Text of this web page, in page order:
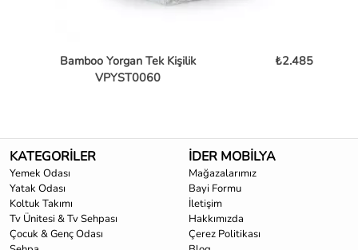
Bamboo Yorgan Tek Kişilik
VPYST0060
₺2.485
KATEGORİLER
Yemek Odası
Yatak Odası
Koltuk Takımı
Tv Ünitesi & Tv Sehpası
Çocuk & Genç Odası
İDER MOBİLYA
Mağazalarımız
Bayi Formu
İletişim
Hakkımızda
Çerez Politikası